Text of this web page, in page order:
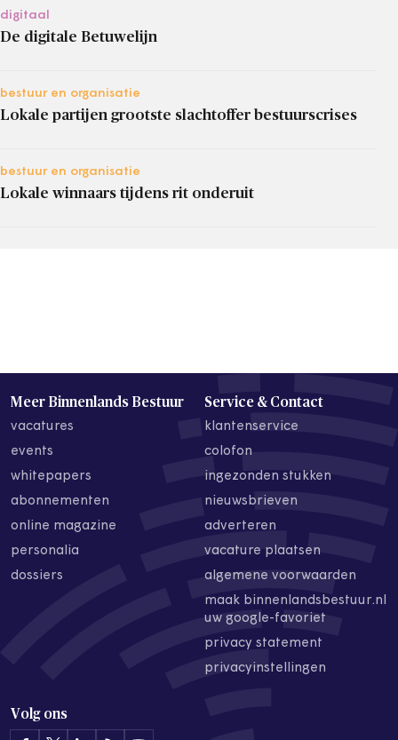
digitaal
De digitale Betuwelijn
bestuur en organisatie
Lokale partijen grootste slachtoffer bestuurscrises
bestuur en organisatie
Lokale winnaars tijdens rit onderuit
Meer Binnenlands Bestuur
vacatures
events
whitepapers
abonnementen
online magazine
personalia
dossiers
Service & Contact
klantenservice
colofon
ingezonden stukken
nieuwsbrieven
adverteren
vacature plaatsen
algemene voorwaarden
maak binnenlandsbestuur.nl
uw google-favoriet
privacy statement
privacyinstellingen
Volg ons